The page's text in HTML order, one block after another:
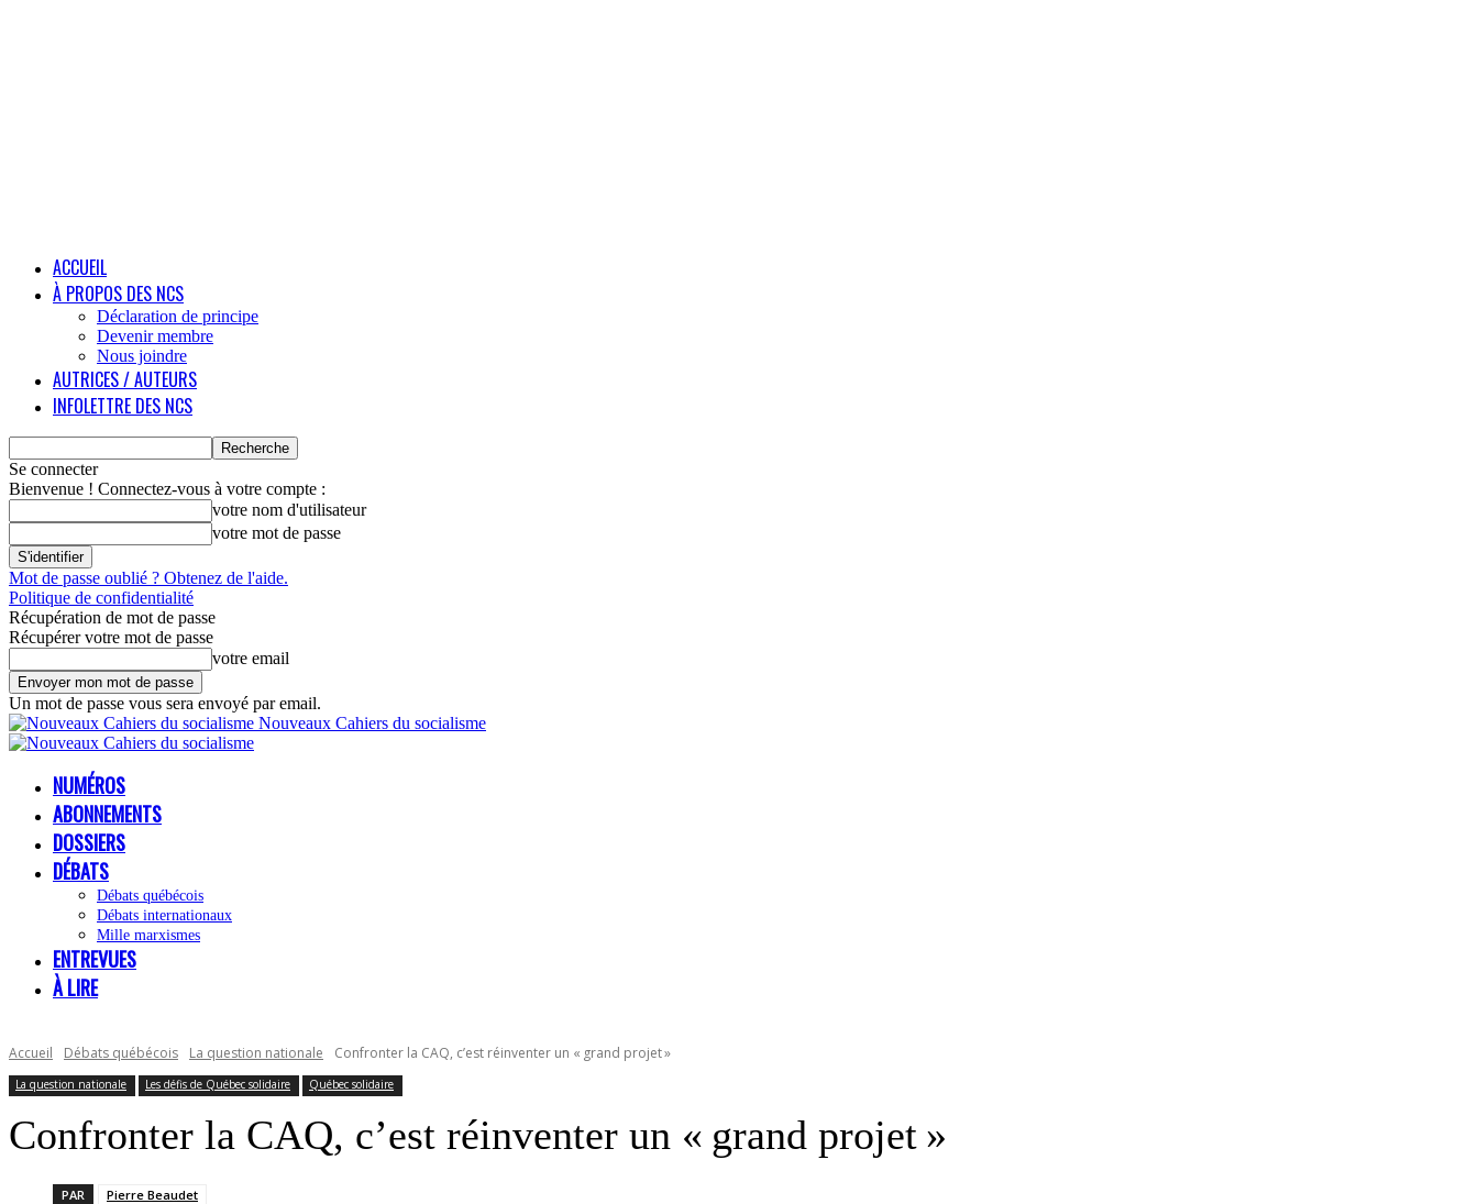
ACCUEIL
À PROPOS DES NCS
Déclaration de principe
Devenir membre
Nous joindre
AUTRICES / AUTEURS
INFOLETTRE DES NCS
Se connecter
Bienvenue ! Connectez-vous à votre compte :
votre nom d'utilisateur
votre mot de passe
Mot de passe oublié ? Obtenez de l'aide.
Politique de confidentialité
Récupération de mot de passe
Récupérer votre mot de passe
votre email
Un mot de passe vous sera envoyé par email.
Nouveaux Cahiers du socialisme
NUMÉROS
ABONNEMENTS
DOSSIERS
DÉBATS
Débats québécois
Débats internationaux
Mille marxismes
ENTREVUES
À LIRE
Accueil Débats québécois La question nationale Confronter la CAQ, c’est réinventer un « grand projet »
La question nationale Les défis de Québec solidaire Québec solidaire
Confronter la CAQ, c’est réinventer un « grand projet »
PAR
Pierre Beaudet